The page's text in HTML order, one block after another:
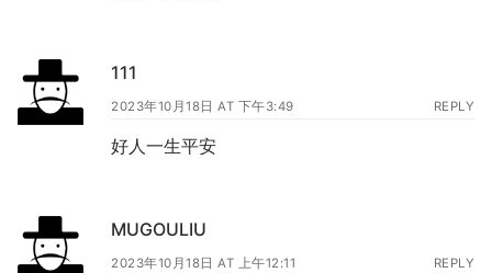
111
2023年10月18日 AT 下午3:49 REPLY
好人一生平安
MUGOULIU
2023年10月18日 AT 上午12:11 REPLY